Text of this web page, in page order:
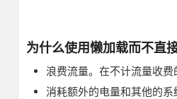
为什么使用懒加载而不直
浪费流量。在不计流量收
消耗额外的电量和其他的